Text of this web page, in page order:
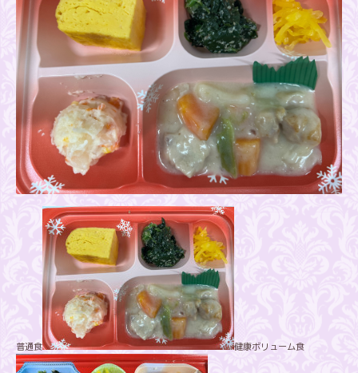
普通食 健康ボリューム食